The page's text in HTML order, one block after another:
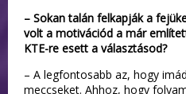
– Sokan talán felkapják a
volt a motivációd a már
KTE-re esett a választásod?
– A legfontosabb az, hogy
meccseket. Ahhoz, hogy